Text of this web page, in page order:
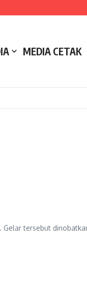
MEDIA CETAK
tersebut